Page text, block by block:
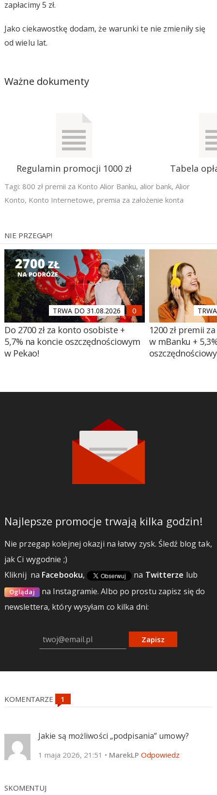
zapłacimy 5 zł.
Jako ciekawostkę dodam, że warunki te nie zmieniły się
od wielu lat.
Ważne dokumenty
Regulamin promocji 1000 zł Tabela
Tagi: 800 zł premii za Konto Alior Banku, alior bank, Alior
Konto, Konto Internetowe, premia za założenie konta
NIE PRZEGAP!
TRWA DO 31.08.2026
Do 2700 zł za konto osobiste +
5,7% na koncie oszczędnościowym
w Pekao!
1200 zł premii
w mBanku +
Najlepsze promocje trwają kilka godzin!
Nie przegap kolejnej okazji na łatwy zysk. Śledź blog tak,
jak Ci wygodnie ;)
Kliknij na Facebooku, na Twitterze lub
Oglądaj na Instagramie.Albo po prostu zapisz się do
newslettera, który wysyłam co kilka dni:
Zapisz
KOMENTARZE
Jakie są możliwości „podpisania” umowy?
1 maja 2026, 21:51 • MarekLP Odpowiedz
SKOMENTUJ